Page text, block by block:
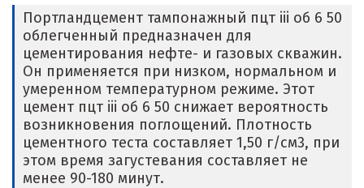
Портландцемент тампонажный пцт iii об 6 50
облегченный предназначен для
цементирования нефте- и газовых скважин.
Он применяется при низком, нормальном и
умеренном температурном режиме. Этот
цемент пцт iii об 6 50 снижает вероятность
возникновения поглощений. Плотность
цементного теста составляет 1,50 г/см3, при
этом время загустевания составляет не
менее 90-180 минут.